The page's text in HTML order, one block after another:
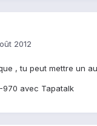
2012
, tu peut mettre un
970 avec Tapatalk